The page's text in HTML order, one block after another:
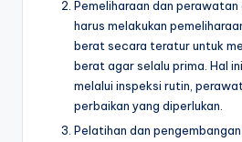
Pemeliharaan dan perawatan
harus melakukan
berat secara teratur untuk
berat agar selalu prima. Hal
melalui inspeksi rutin,
perbaikan yang diperlukan.
Pelatihan dan